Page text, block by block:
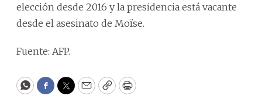
elección desde 2016 y la presidencia está vacante
desde el asesinato de Moïse.
Fuente: AFP.
WhatsApp
Facebook
Twitter
EmailCopyPrint